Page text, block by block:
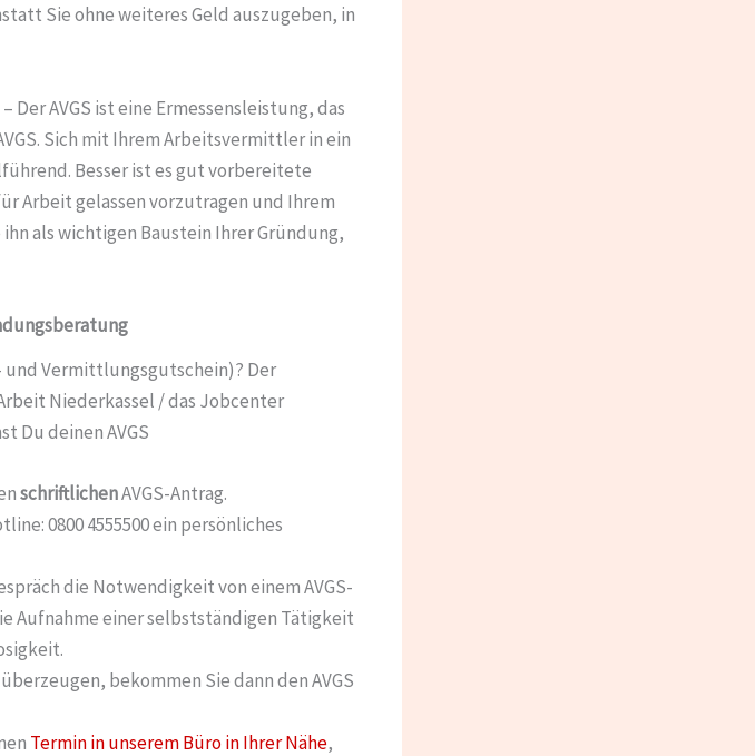
Sie ohne weiteres Geld auszugeben, in
Der AVGS ist eine Ermessensleistung, das
Sich mit Ihrem Arbeitsvermittler in ein
Besser ist es gut vorbereitete
Arbeit gelassen vorzutragen und Ihrem
als wichtigen Baustein Ihrer Gründung,
und Vermittlungsgutschein)? Der
Niederkassel / das Jobcenter
Du deinen AVGS
schriftlichenAVGS-Antrag.
0800 4555500 ein persönliches
die Notwendigkeit von einem AVGS-
Aufnahme einer selbstständigen Tätigkeit
bekommen Sie dann den AVGS
Termin in unserem Büro in Ihrer Nähe,